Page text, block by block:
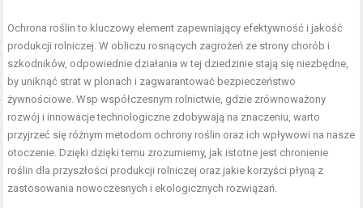
Ochrona roślin to kluczowy element zapewniający efektywność i jakość
produkcji rolniczej. W obliczu rosnących zagrożeń ze strony chorób i
szkodników, odpowiednie działania w tej dziedzinie stają się niezbędne,
by uniknąć strat w plonach i zagwarantować bezpieczeństwo
żywnościowe. Wsp współczesnym rolnictwie, gdzie zrównoważony
rozwój i innowacje technologiczne zdobywają na znaczeniu, warto
przyjrzeć się różnym metodom ochrony roślin oraz ich wpływowi na nasze
otoczenie. Dzięki dzięki temu zrozumiemy, jak istotne jest chronienie
roślin dla przyszłości produkcji rolniczej oraz jakie korzyści płyną z
zastosowania nowoczesnych i ekologicznych rozwiązań.